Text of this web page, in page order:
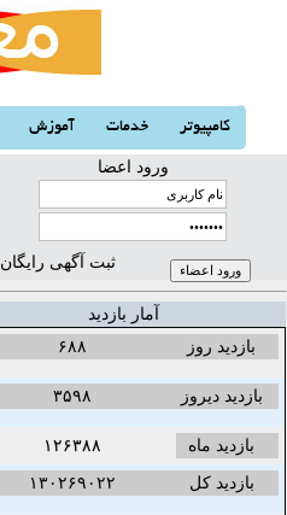
کامپیوتر خدمات آموزش
ورود اعضا
ثبت آگهی رایگان
آمار بازدید
بازدید روز
۶۸۸
بازدید دیروز ۳۵۹۸
بازدید ماه ۱۲۶۳۸۸
بازدید کل ۱۳۰۲۶۹۰۲۲